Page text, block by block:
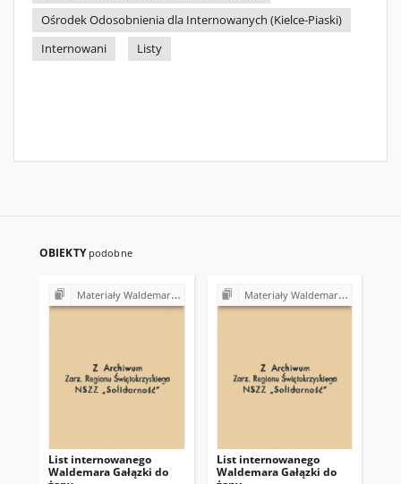
Ośrodek Odosobnienia dla Internowanych (Kielce-Piaski)
Internowani
Listy
OBIEKTY podobne
Materiały Waldemara Gałązki (1978-1982)
List internowanego
Waldemara Gałązki do
Materiały Waldemara Gałązki (1978-1982)
List internowanego
Waldemara Gałązki do